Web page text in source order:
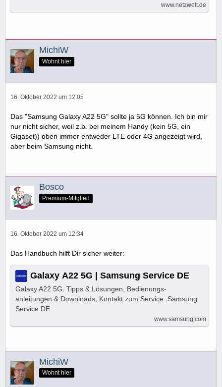
www.netzwelt.de
MichiW
Wohnt hier
16. Oktober 2022 um 12:05
Das "Samsung Galaxy A22 5G" sollte ja 5G können. Ich bin mir
nur nicht sicher, weil z.b. bei meinem Handy (kein 5G, ein
Gigaset)) oben immer entweder LTE oder 4G angezeigt wird,
aber beim Samsung nicht.
Bosco
Premium-Mitglied
16. Oktober 2022 um 12:34
Das Handbuch hilft Dir sicher weiter:
Galaxy A22 5G | Samsung Service DE
Galaxy A22 5G. Tipps & Lösungen, Bedienungs-
anleitungen & Downloads, Kontakt zum Service. Samsung
Service DE
www.samsung.com
MichiW
Wohnt hier